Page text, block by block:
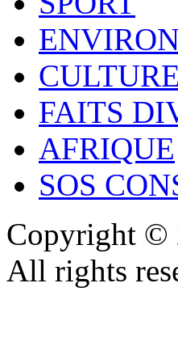
CULTURE
FAITS
AFRIQUE
SOS
Copyright ©
All rights